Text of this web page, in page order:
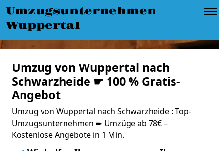
Umzugsunternehmen
Wuppertal
Umzug von Wuppertal nach
Schwarzheide ☛ 100 % Gratis-
Angebot
Umzug von Wuppertal nach Schwarzheide : Top-
Umzugsunternehmen ➨ Umzüge ab 78€ –
Kostenlose Angebote in 1 Min.